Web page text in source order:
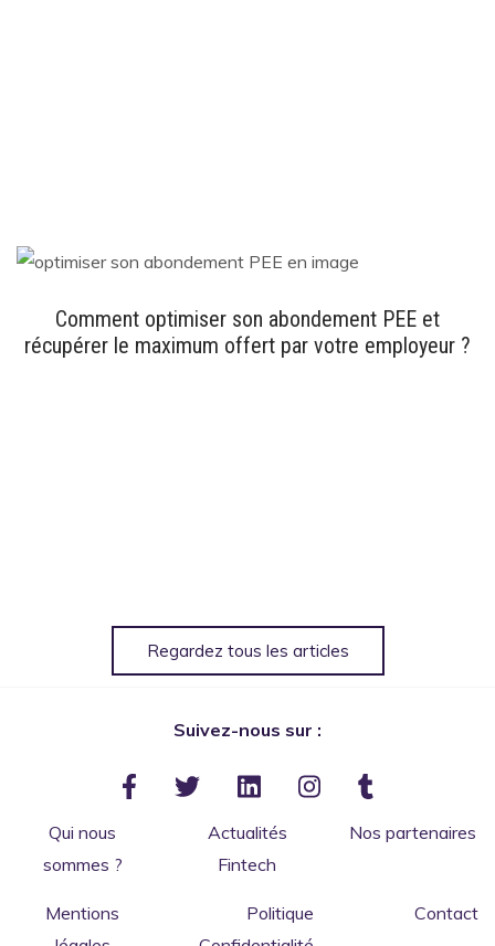
Comment optimiser son abondement PEE et
récupérer le maximum offert par votre employeur ?
Regardez tous les articles
Suivez-nous sur :
Qui nous
sommes ?
Actualités
Fintech
Nos partenaires
Mentions
Politique
Contact